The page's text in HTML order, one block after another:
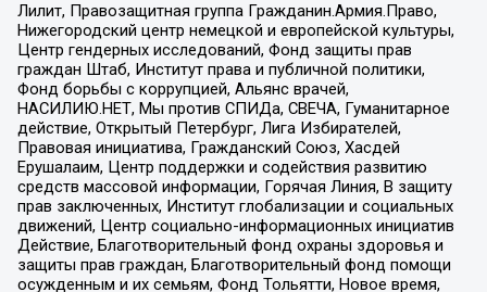
Лилит, Правозащитная группа Гражданин.Армия.Право,
Нижегородский центр немецкой и европейской культуры,
Центр гендерных исследований, Фонд защиты прав
граждан Штаб, Институт права и публичной политики,
Фонд борьбы с коррупцией, Альянс врачей,
НАСИЛИЮ.НЕТ, Мы против СПИДа, СВЕЧА, Гуманитарное
действие, Открытый Петербург, Лига Избирателей,
Правовая инициатива, Гражданский Союз, Хасдей
Ерушалаим, Центр поддержки и содействия развитию
средств массовой информации, Горячая Линия, В защиту
прав заключенных, Институт глобализации и социальных
движений, Центр социально-информационных инициатив
Действие, Благотворительный фонд охраны здоровья и
защиты прав граждан, Благотворительный фонд помощи
осужденным и их семьям, Фонд Тольятти, Новое время,